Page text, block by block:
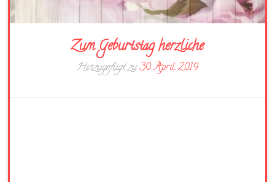
Zum Geburtstag herzliche
Hinzugefügt zu30. April 2019